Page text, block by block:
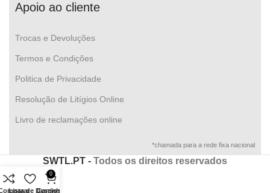
Apoio ao cliente
Trocas e Devoluções
Termos e Condições
Politica de Privacidade
Resolução de Litígios Online
Livro de reclamações online
*chamada para a rede fixa nacional
SWTL.PT - Todos os direitos reservados
Lista de Desejos
0
Carrinho